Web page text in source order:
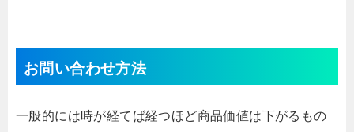
お問い合わせ方法
一般的には時が経てば経つほど商品価値は下がるもの